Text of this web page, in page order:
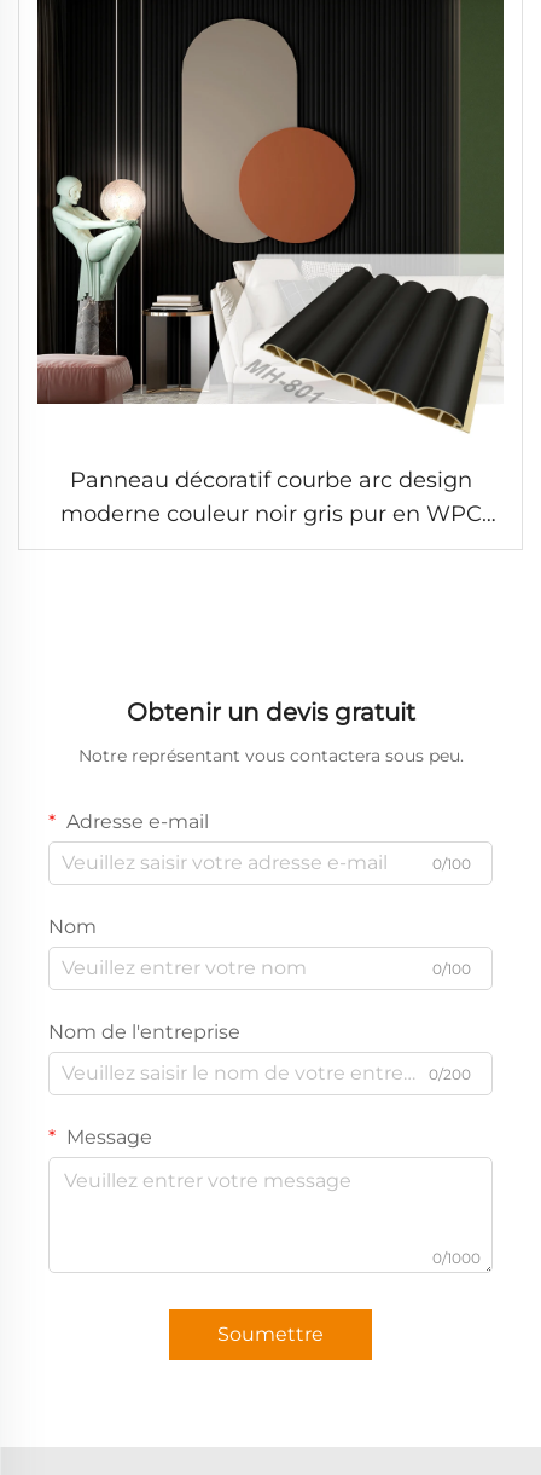
Panneau décoratif courbe arc design
moderne couleur noir gris pur en WPC
PVC pour décoration murale intérieure
Obtenir un devis gratuit
Notre représentant vous contactera sous peu.
Adresse e-mail
0/100
Nom
0/100
Nom de l'entreprise
0/200
Message
0/1000
Soumettre